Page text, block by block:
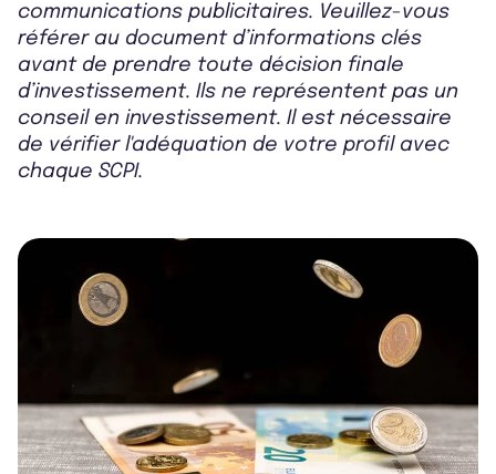
communications publicitaires. Veuillez-vous
référer au document d’informations clés
avant de prendre toute décision finale
d’investissement. Ils ne représentent pas un
conseil en investissement. Il est nécessaire
de vérifier l'adéquation de votre profil avec
chaque SCPI.